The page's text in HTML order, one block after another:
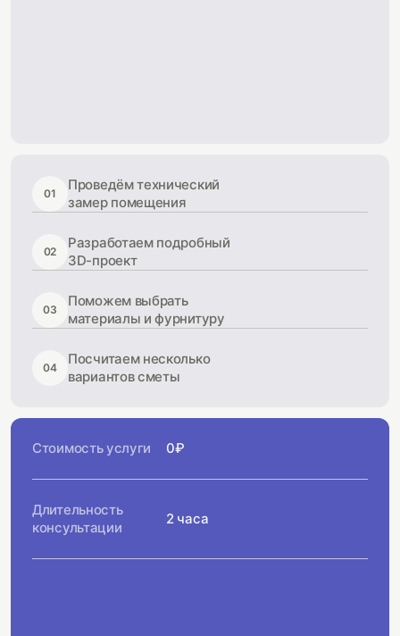
01
Проведём технический
замер помещения
02
Разработаем подробный
3D-проект
03
Поможем выбрать
материалы и фурнитуру
04
Посчитаем несколько
вариантов сметы
Стоимость услуги 0₽
Длительность
консультации
2 часа